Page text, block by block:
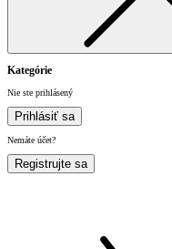
Kategórie
Nie ste prihlásený
Prihlásiť sa
Nemáte účet?
Registrujte sa